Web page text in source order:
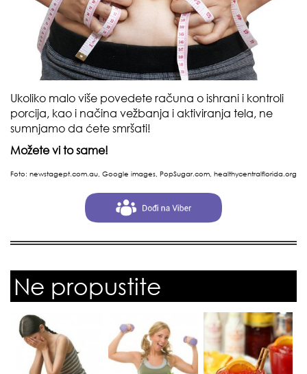
Ukoliko malo više povedete računa o ishrani i kontroli
porcija, kao i načina vežbanja i aktiviranja tela, ne
sumnjamo da ćete smršati!
Možete vi to same!
Foto: newstagept.com.au, Google images, PopSugar.com, healthycentralflorida.org
Ne propustite